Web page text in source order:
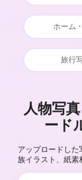
ホーム
旅行
人物写
ード
アップロードし
族イラスト、紙素